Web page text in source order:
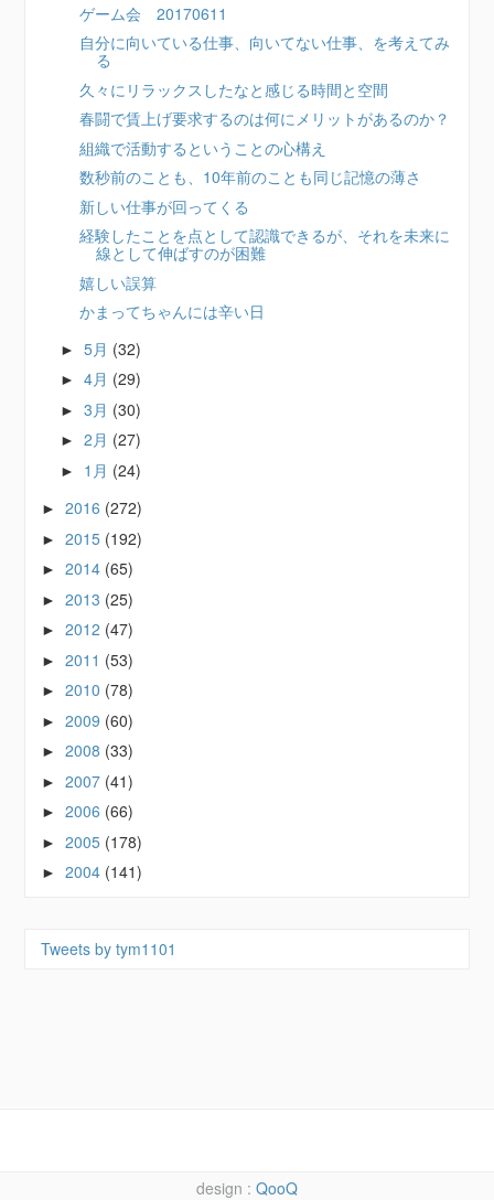
ゲーム会 20170611
自分に向いている仕事、向いてない仕事、を考えてみ
る
久々にリラックスしたなと感じる時間と空間
春闘で賃上げ要求するのは何にメリットがあるのか？
組織で活動するということの心構え
数秒前のことも、10年前のことも同じ記憶の薄さ
新しい仕事が回ってくる
経験したことを点として認識できるが、それを未来に
線として伸ばすのが困難
嬉しい誤算
かまってちゃんには辛い日
►5月 (32)
►4月 (29)
►3月 (30)
►2月 (27)
► 1月 (24)
►2016 (272)
►2015 (192)
►2014 (65)
►2013 (25)
►2012 (47)
►2011 (53)
►2010 (78)
►2009 (60)
►2008 (33)
►2007 (41)
►2006 (66)
►2005 (178)
►2004 (141)
Tweets by tym1101
QooQ